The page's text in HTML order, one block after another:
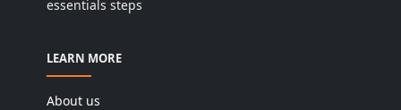
essentials steps
LEARN MORE
About us